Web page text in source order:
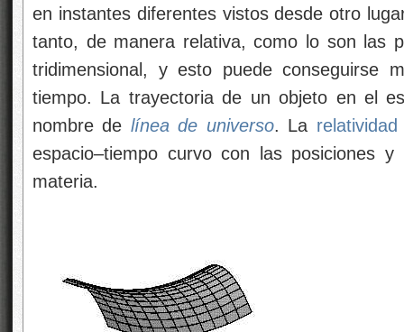
en instantes diferentes vistos desde otro
tanto, de manera relativa, como lo son las
tridimensional, y esto puede conseguirse
tiempo. La trayectoria de un objeto en el
nombre de línea de universo. La relatividad
espacio–tiempo curvo con las posiciones
materia.